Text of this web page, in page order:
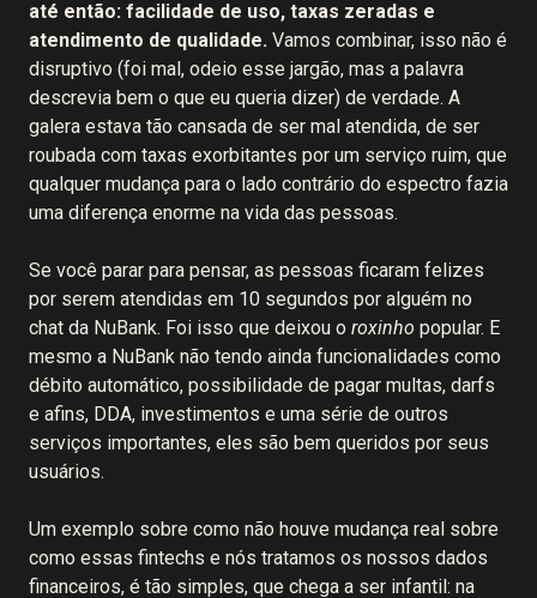
até então: facilidade de uso, taxas zeradas e
atendimento de qualidade. Vamos combinar, isso não é
disruptivo (foi mal, odeio esse jargão, mas a palavra
descrevia bem o que eu queria dizer) de verdade. A
galera estava tão cansada de ser mal atendida, de ser
roubada com taxas exorbitantes por um serviço ruim, que
qualquer mudança para o lado contrário do espectro fazia
uma diferença enorme na vida das pessoas.
Se você parar para pensar, as pessoas ficaram felizes
por serem atendidas em 10 segundos por alguém no
chat da NuBank. Foi isso que deixou o roxinho popular. E
mesmo a NuBank não tendo ainda funcionalidades como
débito automático, possibilidade de pagar multas, darfs
e afins, DDA, investimentos e uma série de outros
serviços importantes, eles são bem queridos por seus
usuários.
Um exemplo sobre como não houve mudança real sobre
como essas fintechs e nós tratamos os nossos dados
financeiros, é tão simples, que chega a ser infantil: na